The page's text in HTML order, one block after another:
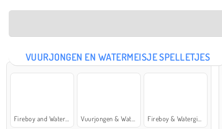
VUURJONGEN EN WATERMEISJE SPELLETJES